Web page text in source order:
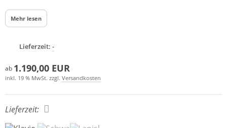
Mehr lesen
Lieferzeit: -
ab 1.190,00 EUR
inkl. 19 % MwSt. zzgl. Versandkosten
Lieferzeit: